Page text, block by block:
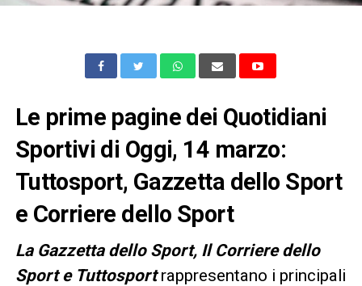
Le prime pagine dei Quotidiani
Sportivi di Oggi, 14 marzo:
Tuttosport, Gazzetta dello Sport
e Corriere dello Sport
La Gazzetta dello Sport, Il Corriere dello
Sport e Tuttosportrappresentano i principali